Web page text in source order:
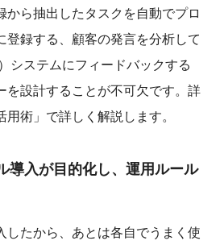
から抽出したタスクを自動でプロ
登録する、顧客の発言を分析して
システムにフィードバックする
を設計することが不可欠です。詳
術」で詳しく解説します。
導入が目的化し、運用ルール
したから、あとは各自でうまく使